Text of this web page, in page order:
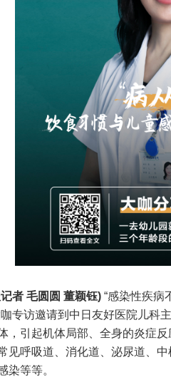
者 毛圆圆 董颖钰) “感染性疾病
咖专访邀请到中日友好医院儿科
，引起机体局部、全身的炎症
见呼吸道、消化道、泌尿道、
染等等。